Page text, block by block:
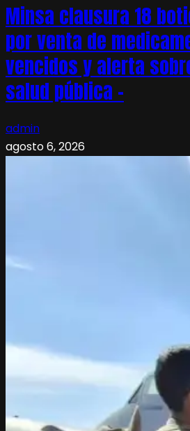
Minsa clausura 18
por venta de
vencidos y alerta
salud pública –
admin
agosto 6, 2026